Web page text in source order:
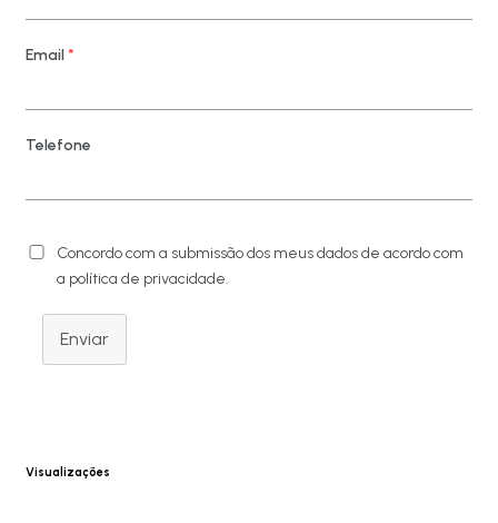
Email*
Telefone
Concordo com a submissão dos meus dados de acordo com
a política de privacidade.
Enviar
Visualizações